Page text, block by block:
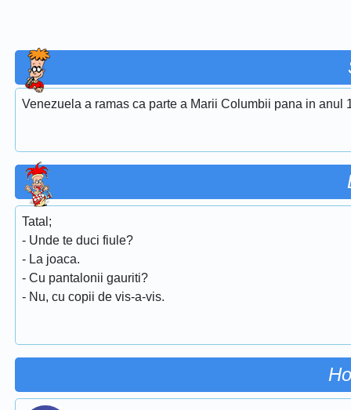
Venezuela a ramas ca parte a Marii Columbii pana in anul
Tatal;
- Unde te duci fiule?
- La joaca.
- Cu pantalonii gauriti?
- Nu, cu copii de vis-a-vis.